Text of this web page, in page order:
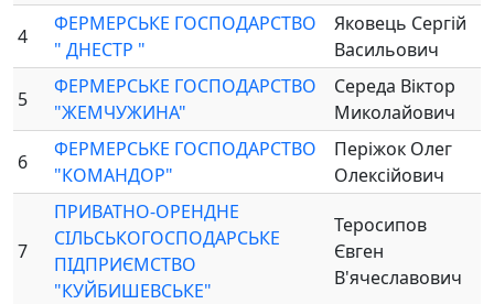
4
ФЕРМЕРСЬКЕ ГОСПОДАРСТВО
" ДНЕСТР "
Яковець Сергій
Васильович
5
ФЕРМЕРСЬКЕ ГОСПОДАРСТВО
"ЖЕМЧУЖИНА"
Середа Віктор
Миколайович
6
ФЕРМЕРСЬКЕ ГОСПОДАРСТВО
"КОМАНДОР"
Періжок Олег
Олексійович
7
ПРИВАТНО-ОРЕНДНЕ
СІЛЬСЬКОГОСПОДАРСЬКЕ
ПІДПРИЄМСТВО
"КУЙБИШЕВСЬКЕ"
Теросипов
Євген
В'ячеславович